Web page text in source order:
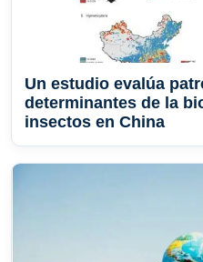
Un estudio evalúa
determinantes de la
insectos en China